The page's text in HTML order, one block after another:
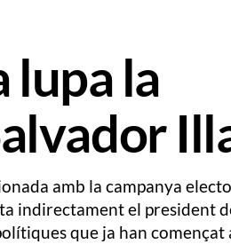
lupa la
amb la campanya
indirectament el president
que ja han començat